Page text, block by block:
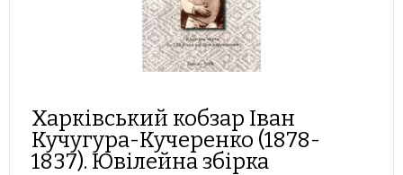
Харківський кобзар Іван
Кучугура-Кучеренко (1878-
1837). Ювілейна збірка